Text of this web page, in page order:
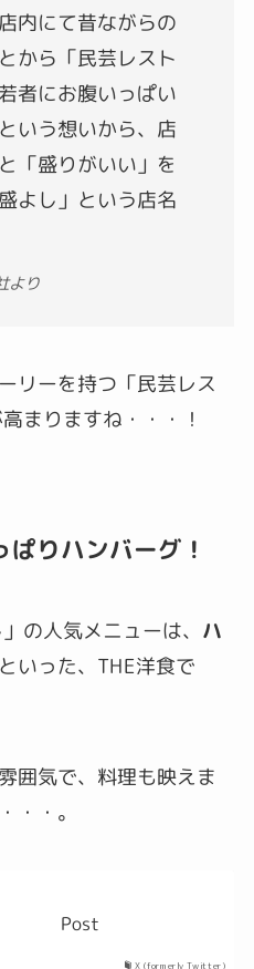
内にて昔ながらの
から「民芸レスト
者にお腹いっぱい
いう想いから、店
「盛りがいい」を
よし」という店名
より
リーを持つ「民芸レス
まりますね・・・！
りハンバーグ！
の人気メニューは、 ハ
といった、THE洋食で
囲気で、料理も映えま
・・。
X (formerly Twitter)
Post